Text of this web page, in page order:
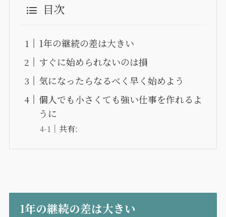
目次
1年の継続の差は大きい
すぐに始められないのは損
気になったらなるべく早く始めよう
個人でも小さくても強い仕事を作れるよ
うに
共有:
1年の継続の差は大きい